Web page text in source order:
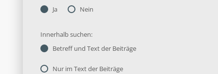
Ja
Nein
Innerhalb suchen:
Betreff und Text der Beiträge
Nur im Text der Beiträge